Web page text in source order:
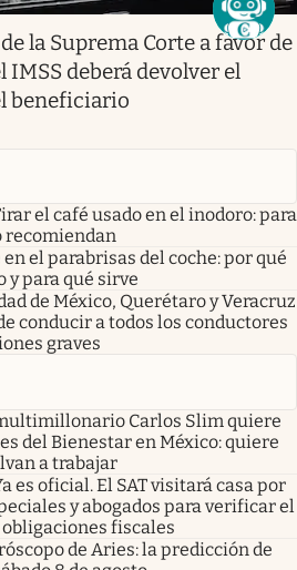
la Suprema Corte a favor de
IMSS deberá devolver el
beneficiario
el café usado en el inodoro: para
recomiendan
el parabrisas del coche: por qué
y para qué sirve
de México, Querétaro y Veracruz
conducir a todos los conductores
graves
Carlos Slim quiere
del Bienestar en México: quiere
a trabajar
es oficial. El SAT visitará casa por
y abogados para verificar el
fiscales
de Aries: la predicción de